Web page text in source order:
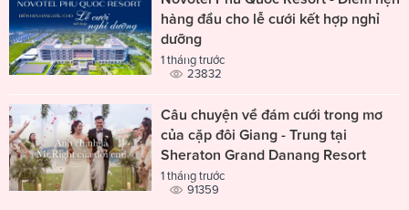
hàng đầu cho lễ cưới kết hợp nghỉ
dưỡng
1 tháng trước
23832
Câu chuyện về đám cưới trong mơ
của cặp đôi Giang - Trung tại
Sheraton Grand Danang Resort
1 tháng trước
91359